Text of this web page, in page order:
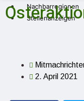
Nachbarregionen
Stellenanzeigen
2. April 2021